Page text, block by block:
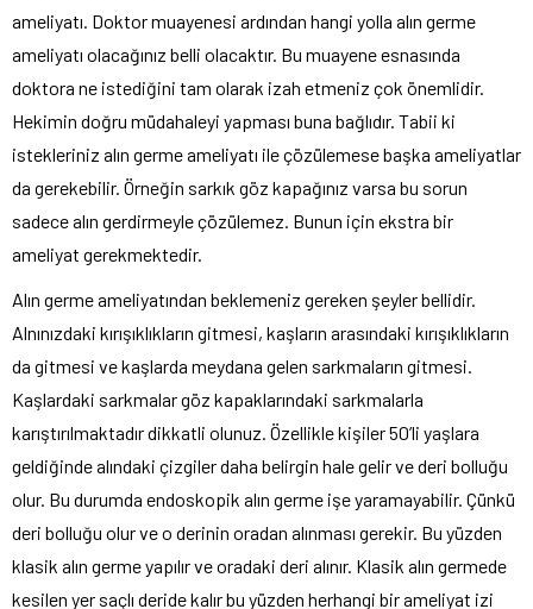
ameliyatı. Doktor muayenesi ardından hangi yolla alın germe
ameliyatı olacağınız belli olacaktır. Bu muayene esnasında
doktora ne istediğini tam olarak izah etmeniz çok önemlidir.
Hekimin doğru müdahaleyi yapması buna bağlıdır. Tabii ki
istekleriniz alın germe ameliyatı ile çözülemese başka ameliyatlar
da gerekebilir. Örneğin sarkık göz kapağınız varsa bu sorun
sadece alın gerdirmeyle çözülemez. Bunun için ekstra bir
ameliyat gerekmektedir.
Alın germe ameliyatından beklemeniz gereken şeyler bellidir.
Alnınızdaki kırışıklıkların gitmesi, kaşların arasındaki kırışıklıkların
da gitmesi ve kaşlarda meydana gelen sarkmaların gitmesi.
Kaşlardaki sarkmalar göz kapaklarındaki sarkmalarla
karıştırılmaktadır dikkatli olunuz. Özellikle kişiler 50’li yaşlara
geldiğinde alındaki çizgiler daha belirgin hale gelir ve deri bolluğu
olur. Bu durumda endoskopik alın germe işe yaramayabilir. Çünkü
deri bolluğu olur ve o derinin oradan alınması gerekir. Bu yüzden
klasik alın germe yapılır ve oradaki deri alınır. Klasik alın germede
kesilen yer saçlı deride kalır bu yüzden herhangi bir ameliyat izi